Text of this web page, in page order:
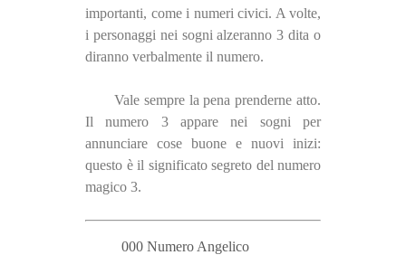
importanti, come i numeri civici. A volte,
i personaggi nei sogni alzeranno 3 dita o
diranno verbalmente il numero.
Vale sempre la pena prenderne atto.
Il numero 3 appare nei sogni per
annunciare cose buone e nuovi inizi:
questo è il significato segreto del numero
magico 3.
000 Numero Angelico